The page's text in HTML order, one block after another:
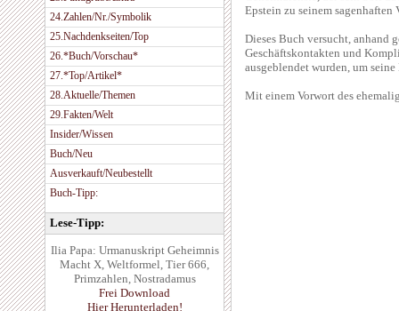
24.Zahlen/Nr./Symbolik
25.Nachdenkseiten/Top
26.*Buch/Vorschau*
27.*Top/Artikel*
28.Aktuelle/Themen
29.Fakten/Welt
Insider/Wissen
Buch/Neu
Ausverkauft/Neubestellt
Buch-Tipp:
Lese-Tipp:
Ilia Papa: Urmanuskript Geheimnis
Macht X, Weltformel, Tier 666,
Primzahlen, Nostradamus
Frei Download
Hier Herunterladen!
Epstein zu seinem
Dieses Buch versucht, anhand
Geschäftskontakten und
ausgeblendet wurden, um
Mit einem Vorwort des